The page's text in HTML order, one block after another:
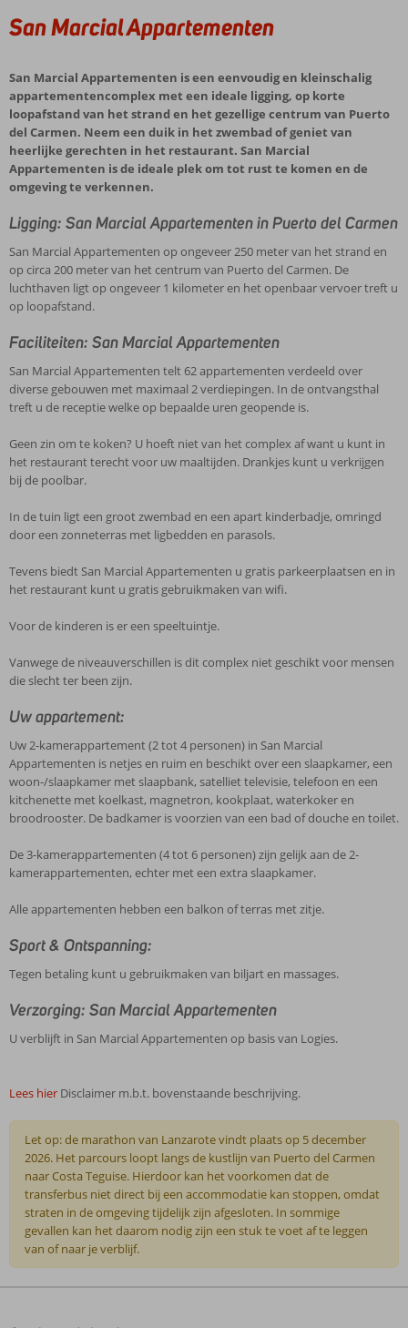
San Marcial Appartementen
San Marcial Appartementen is een eenvoudig en kleinschalig
appartementencomplex met een ideale ligging, op korte
loopafstand van het strand en het gezellige centrum van Puerto
del Carmen. Neem een duik in het zwembad of geniet van
heerlijke gerechten in het restaurant. San Marcial
Appartementen is de ideale plek om tot rust te komen en de
omgeving te verkennen.
Ligging: San Marcial Appartementen in Puerto del Carmen
San Marcial Appartementen op ongeveer 250 meter van het strand en
op circa 200 meter van het centrum van Puerto del Carmen. De
luchthaven ligt op ongeveer 1 kilometer en het openbaar vervoer treft u
op loopafstand.
Faciliteiten: San Marcial Appartementen
San Marcial Appartementen telt 62 appartementen verdeeld over
diverse gebouwen met maximaal 2 verdiepingen. In de ontvangsthal
treft u de receptie welke op bepaalde uren geopende is.
Geen zin om te koken? U hoeft niet van het complex af want u kunt in
het restaurant terecht voor uw maaltijden. Drankjes kunt u verkrijgen
bij de poolbar.
In de tuin ligt een groot zwembad en een apart kinderbadje, omringd
door een zonneterras met ligbedden en parasols.
Tevens biedt San Marcial Appartementen u gratis parkeerplaatsen en in
het restaurant kunt u gratis gebruikmaken van wifi.
Voor de kinderen is er een speeltuintje.
Vanwege de niveauverschillen is dit complex niet geschikt voor mensen
die slecht ter been zijn.
Uw appartement:
Uw 2-kamerappartement (2 tot 4 personen) in San Marcial
Appartementen is netjes en ruim en beschikt over een slaapkamer, een
woon-/slaapkamer met slaapbank, satelliet televisie, telefoon en een
kitchenette met koelkast, magnetron, kookplaat, waterkoker en
broodrooster. De badkamer is voorzien van een bad of douche en toilet.
De 3-kamerappartementen (4 tot 6 personen) zijn gelijk aan de 2-
kamerappartementen, echter met een extra slaapkamer.
Alle appartementen hebben een balkon of terras met zitje.
Sport & Ontspanning:
Tegen betaling kunt u gebruikmaken van biljart en massages.
Verzorging: San Marcial Appartementen
U verblijft in San Marcial Appartementen op basis van Logies.
Lees hier Disclaimer m.b.t. bovenstaande beschrijving.
Let op: de marathon van Lanzarote vindt plaats op 5 december
2026. Het parcours loopt langs de kustlijn van Puerto del Carmen
naar Costa Teguise. Hierdoor kan het voorkomen dat de
transferbus niet direct bij een accommodatie kan stoppen, omdat
straten in de omgeving tijdelijk zijn afgesloten. In sommige
gevallen kan het daarom nodig zijn een stuk te voet af te leggen
van of naar je verblijf.